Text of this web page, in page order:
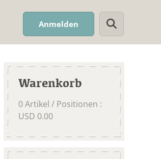
Anmelden Suchwort
Warenkorb
0Artikel / Positionen :
USD 0.00